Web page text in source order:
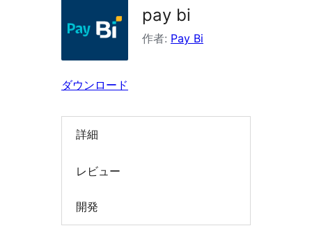
ン
索
pay bi
作者: Pay Bi
ダウンロード
詳細
レビュー
開発